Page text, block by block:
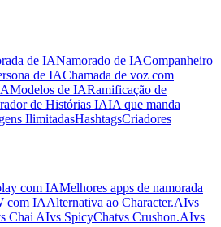
de IANamorado de IACompanheiro
de IAChamada de voz com
Modelos de IARamificação de
de Histórias IAIA que manda
IlimitadasHashtagsCriadores
com IAMelhores apps de namorada
com IAAlternativa ao Character.AIvs
Chai AIvs SpicyChatvs Crushon.AIvs